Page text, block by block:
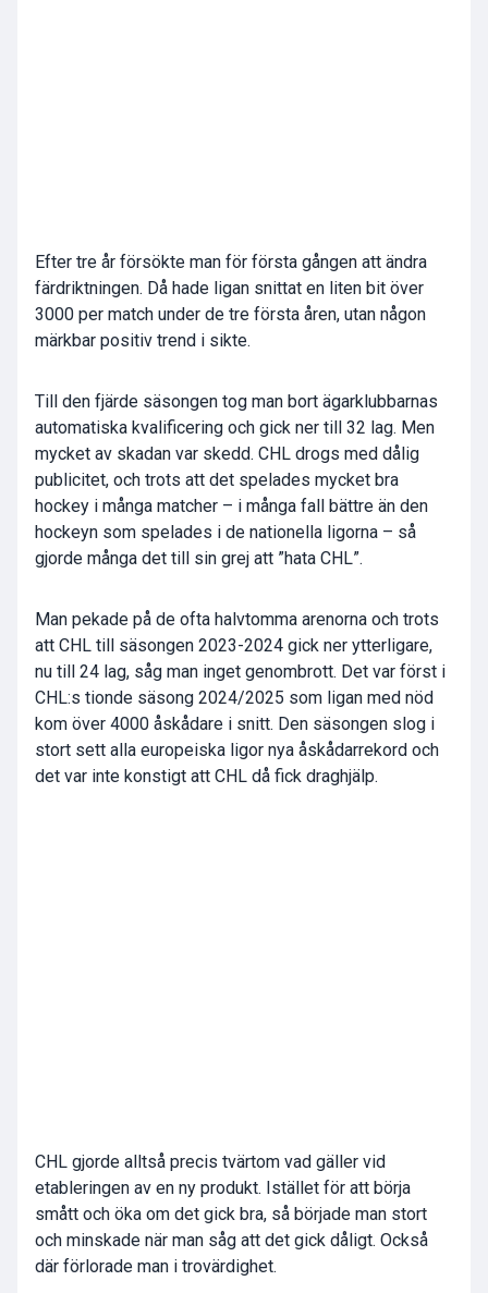
Efter tre år försökte man för första gången att ändra
färdriktningen. Då hade ligan snittat en liten bit över
3000 per match under de tre första åren, utan någon
märkbar positiv trend i sikte.
Till den fjärde säsongen tog man bort ägarklubbarnas
automatiska kvalificering och gick ner till 32 lag. Men
mycket av skadan var skedd. CHL drogs med dålig
publicitet, och trots att det spelades mycket bra
hockey i många matcher – i många fall bättre än den
hockeyn som spelades i de nationella ligorna – så
gjorde många det till sin grej att ”hata CHL”.
Man pekade på de ofta halvtomma arenorna och trots
att CHL till säsongen 2023-2024 gick ner ytterligare,
nu till 24 lag, såg man inget genombrott. Det var först i
CHL:s tionde säsong 2024/2025 som ligan med nöd
kom över 4000 åskådare i snitt. Den säsongen slog i
stort sett alla europeiska ligor nya åskådarrekord och
det var inte konstigt att CHL då fick draghjälp.
CHL gjorde alltså precis tvärtom vad gäller vid
etableringen av en ny produkt. Istället för att börja
smått och öka om det gick bra, så började man stort
och minskade när man såg att det gick dåligt. Också
där förlorade man i trovärdighet.